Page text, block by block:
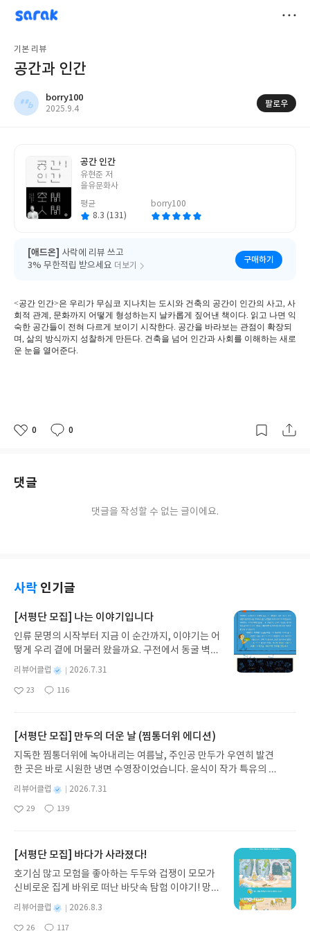
sarak
borry100
기본 리뷰
공간과 인간
borry100
작
2025.9.4
팔로우
공간 인간
글
쓴
유현준 저
을유문화사
평균
8.3 (131)
borry100
[애드온] 사락에 리뷰 쓰고
3% 무한적립 받으세요 더보기
구매하기
<공간 인간>은 우리가 무심코 지나치는 도시와 건축의 공간이 인간의 사고, 사
회적 관계, 문화까지 어떻게 형성하는지 날카롭게 짚어낸 책이다. 읽고 나면 익
숙한 공간들이 전혀 다르게 보이기 시작한다. 공간을 바라보는 관점이 확장되
며, 삶의 방식까지 성찰하게 만든다. 건축을 넘어 인간과 사회를 이해하는 새로
운 눈을 열어준다.
좋
0
댓
0
작
댓글
댓글을 작성할 수 없는 글이에요.
사락 인기글
[서평단 모집] 나는 이야기입니다
인류 문명의 시작부터 지금 이 순간까지, 이야기는 어
떻게 우리 곁에 머물러 왔을까요. 구전에서 동굴 벽화
와 점토판을 거쳐 종이와 책으로, 그리고 오늘날 수천
권의 인쇄본으로 이어지는 이야기의 여정을 따라가
는 그림책입니다. 때로는 즐거움을, 때로는 위로를,
가 지닌 본질적 가치와 이야기를 누리는 기쁨을 다시
노 글/유수현 역출판사소원나무 예스24 바로가기 닫
기모집인원 : 10명신청기간 : 2026.07.31 ~ 2026.0
8.04발표일자 : 2026.08.06리뷰 작성기한 : 도서/상
품 받고 2주 이내 ▶ 주소/연락처 업데이트 : 신청 전
확률이 올라갑니다!! ※ 신청 전, 꼭 확인해주세요!-
'사락' 개설 후, 이 글의 댓글로 신청해주세요.- 기존
YES블로그는 '사락'으로 개편되어 별도로 개설하지
근 배송지가 아닌 회원정보상의 주소/연락처 (클릭
시 수정 가능)로 발송됩니다.- 주소/연락처에 문제가
별
리뷰어클럽
성
2026.7.31
좋
23
댓
116
작
[서평단 모집] 만두의 더운 날 (찜통더위 에디션)
지독한 찜통더위에 녹아내리는 여름날, 주인공 만두가 우연히 발견
한 곳은 바로 시원한 냉면 수영장이었습니다. 윤식이 작가 특유의 유
머러스한 캐릭터와 밝은 색감으로 그려낸 이 국내 창작 그림책은 무
더위에 지친 독자들에게 상상만으로도 더위가 싹 가시는 통쾌한 탈출
구를 선사합니다. 소원나무 베스트셀러 시리즈의 세 번째 이야기로,
통더위 에디션)글쓴이윤식이 저출판사소원나무 예스24 바로가기 닫
기모집인원 : 5명신청기간 : 2026.07.31 ~ 2026.08.04발표일자 : 20
26.08.06리뷰 작성기한 : 도서/상품 받고 2주 이내 ▶ 주소/연락처 업
데이트 : 신청 전 상품 받으실 주소/연락처를 업데이트 해주세요! (선
정 후 수정 불가)▶ 서평단 신청 방법 : 기대평 댓글을 작성해주세요!
먼저 작성한 리뷰를 올려주시면 당첨확률이 올라갑니다!! ※ 신청 전,
별
리뷰어클럽
성
2026.7.31
좋
29
댓
139
작
[서평단 모집] 바다가 사라졌다!
호기심 많고 모험을 좋아하는 두두와 겁쟁이 모모가
신비로운 집게 바위로 떠난 바닷속 탐험 이야기! 망둥
이, 소라게, 낙지 같은 바다 친구들과 신나게 놀던 중
갑자기 거대해진 집게 바위의 비밀을 마주하게 되는
별
리뷰어클럽
2026.8.3
26 117